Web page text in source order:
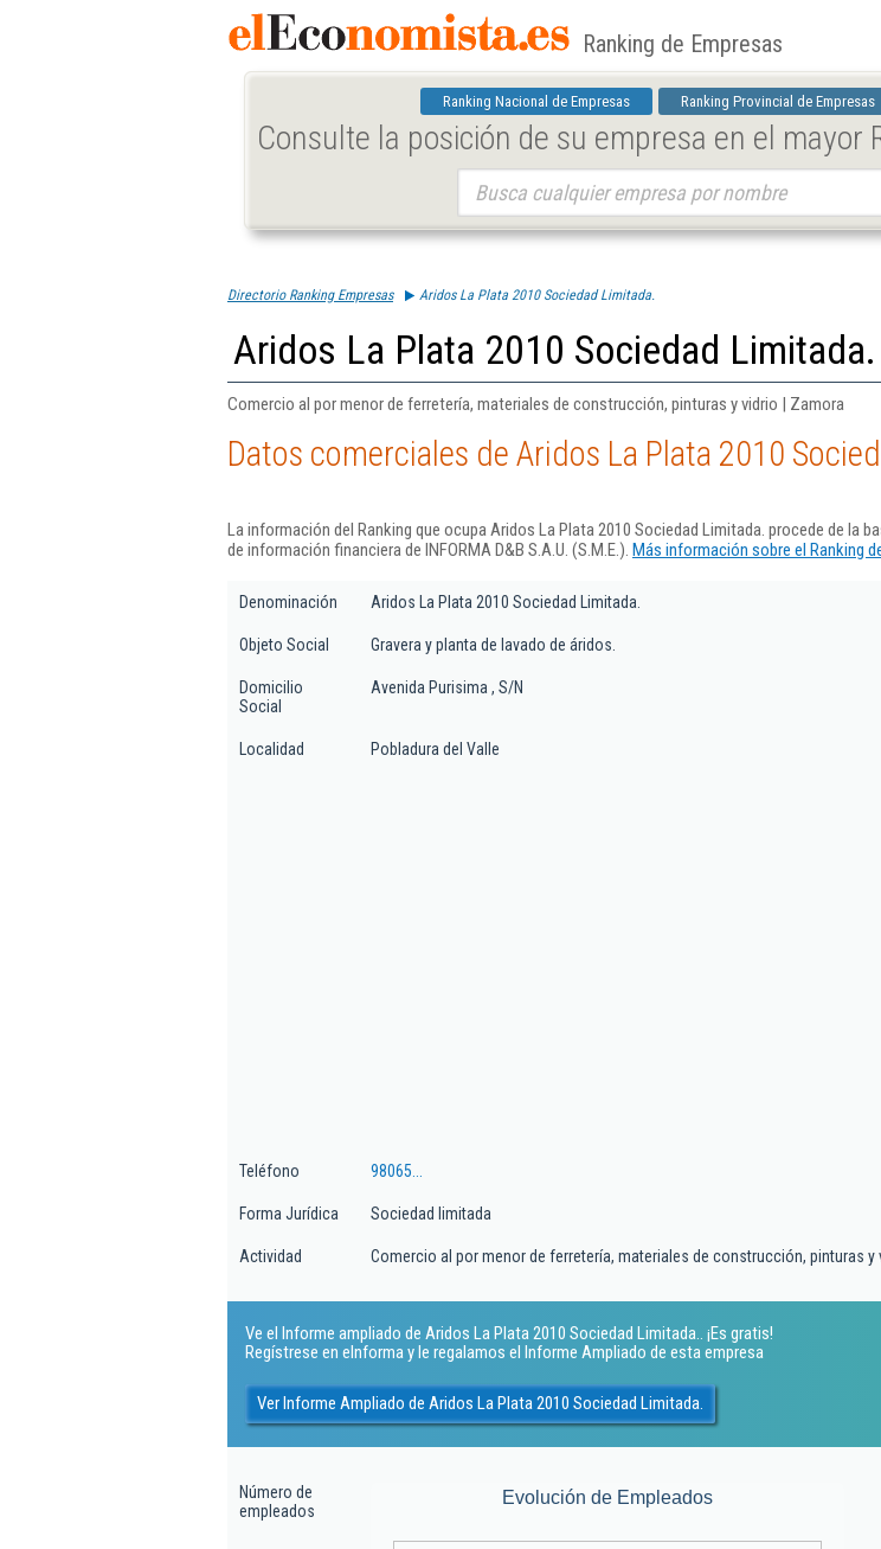
Ranking de Empresas
Ranking Nacional de Empresas Ranking Provincial de Empresas
Consulte la posición de su empresa en el mayor
Directorio Ranking Empresas Aridos La Plata 2010 Sociedad Limitada.
Aridos La Plata 2010 Sociedad Limitada.
Comercio al por menor de ferretería, materiales de construcción, pinturas y vidrio | Zamora
Datos comerciales de Aridos La Plata 2010
La información del Ranking que ocupa Aridos La Plata 2010 Sociedad Limitada. procede de la
de información financiera de INFORMA D&B S.A.U. (S.M.E.). Más información sobre el Ranking
Denominación Aridos La Plata 2010 Sociedad Limitada.
Objeto Social Gravera y planta de lavado de áridos.
Domicilio
Social
Avenida Purisima , S/N
Localidad Pobladura del Valle
Teléfono 98065...
Forma Jurídica Sociedad limitada
Actividad Comercio al por menor de ferretería, materiales de construcción, pinturas y
Ve el Informe ampliado de Aridos La Plata 2010 Sociedad Limitada.. ¡Es gratis!
Regístrese en eInforma y le regalamos el Informe Ampliado de esta empresa
Ver Informe Ampliado de Aridos La Plata 2010 Sociedad Limitada.
Número de
empleados
Evolución de Empleados